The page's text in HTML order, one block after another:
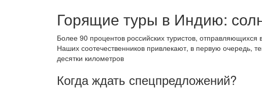
Горящие туры в Индию:
Более 90 процентов российских туристов, отправляющихся
Наших соотечественников привлекают, в первую очередь,
десятки километров
Когда ждать спецпредложений?